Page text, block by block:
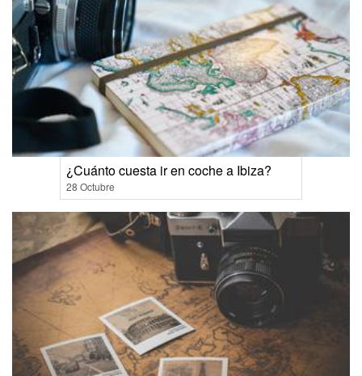
¿Cuánto cuesta ir en coche a Ibiza?
28 Octubre